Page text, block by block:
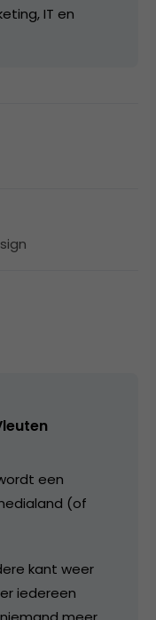
IT en
een
(of
kant weer
iedereen